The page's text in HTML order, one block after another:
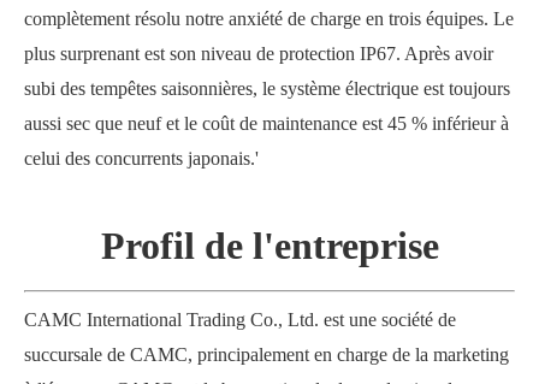
complètement résolu notre anxiété de charge en trois équipes. Le
plus surprenant est son niveau de protection IP67. Après avoir
subi des tempêtes saisonnières, le système électrique est toujours
aussi sec que neuf et le coût de maintenance est 45 % inférieur à
celui des concurrents japonais.'
Profil de l'entreprise
CAMC International Trading Co., Ltd. est une société de
succursale de CAMC, principalement en charge de la marketing